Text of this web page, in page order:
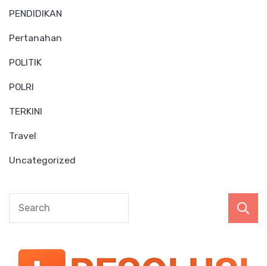
PENDIDIKAN
Pertanahan
POLITIK
POLRI
TERKINI
Travel
Uncategorized